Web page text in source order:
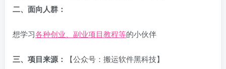
二、面向人群：
想学习各种创业、副业项目教程等的小伙伴
三、项目来源： 【公众号：搬运软件黑科技】